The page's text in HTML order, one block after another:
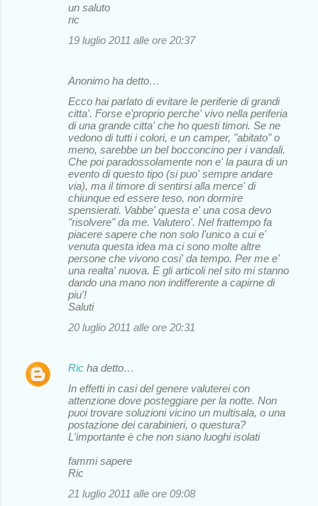
un saluto
ric
19 luglio 2011 alle ore 20:37
Anonimo ha detto…
Ecco hai parlato di evitare le periferie di grandi
citta'. Forse e'proprio perche' vivo nella periferia
di una grande citta' che ho questi timori. Se ne
vedono di tutti i colori, e un camper, "abitato" o
meno, sarebbe un bel bocconcino per i vandali.
Che poi paradossolamente non e' la paura di un
evento di questo tipo (si puo' sempre andare
via), ma il timore di sentirsi alla merce' di
chiunque ed essere teso, non dormire
spensierati. Vabbe' questa e' una cosa devo
"risolvere" da me. Valutero'. Nel frattempo fa
piacere sapere che non solo l'unico a cui e'
venuta questa idea ma ci sono molte altre
persone che vivono cosi' da tempo. Per me e'
una realta' nuova. E gli articoli nel sito mi stanno
dando una mano non indifferente a capirne di
piu'!
Saluti
20 luglio 2011 alle ore 20:31
Ric ha detto…
In effetti in casi del genere valuterei con
attenzione dove posteggiare per la notte. Non
puoi trovare soluzioni vicino un multisala, o una
postazione dei carabinieri, o questura?
L'importante è che non siano luoghi isolati
fammi sapere
Ric
21 luglio 2011 alle ore 09:08